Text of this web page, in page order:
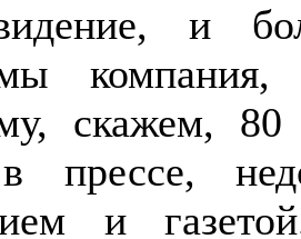
и
скажем,
прессе,
и